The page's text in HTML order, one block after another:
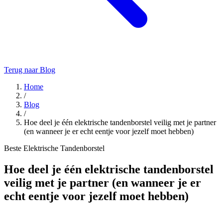
Terug naar Blog
Home
/
Blog
/
Hoe deel je één elektrische tandenborstel veilig met je partner
(en wanneer je er echt eentje voor jezelf moet hebben)
Beste Elektrische Tandenborstel
Hoe deel je één elektrische tandenborstel
veilig met je partner (en wanneer je er
echt eentje voor jezelf moet hebben)